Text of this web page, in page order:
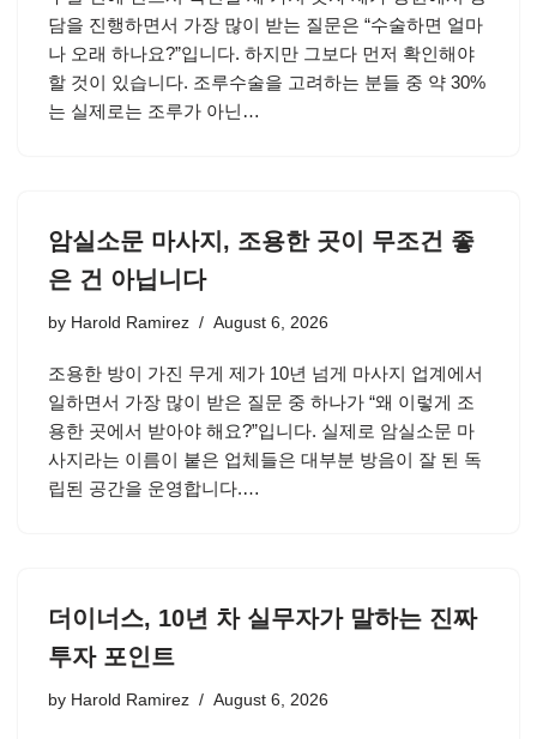
담을 진행하면서 가장 많이 받는 질문은 “수술하면 얼마
나 오래 하나요?”입니다. 하지만 그보다 먼저 확인해야
할 것이 있습니다. 조루수술을 고려하는 분들 중 약 30%
는 실제로는 조루가 아닌…
암실소문 마사지, 조용한 곳이 무조건 좋
은 건 아닙니다
by Harold Ramirez August 6, 2026
조용한 방이 가진 무게 제가 10년 넘게 마사지 업계에서
일하면서 가장 많이 받은 질문 중 하나가 “왜 이렇게 조
용한 곳에서 받아야 해요?”입니다. 실제로 암실소문 마
사지라는 이름이 붙은 업체들은 대부분 방음이 잘 된 독
립된 공간을 운영합니다.…
더이너스, 10년 차 실무자가 말하는 진짜
투자 포인트
by Harold Ramirez August 6, 2026